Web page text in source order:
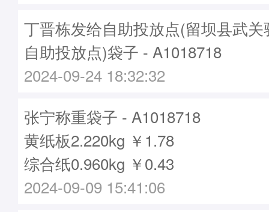
丁晋栋发给自助投放点(留坝县武
自助投放点)袋子 - A1018718
2024-09-24 18:32:32
张宁称重袋子 - A1018718
黄纸板2.220kg ￥1.78
综合纸0.960kg ￥0.43
2024-09-09 15:41:06